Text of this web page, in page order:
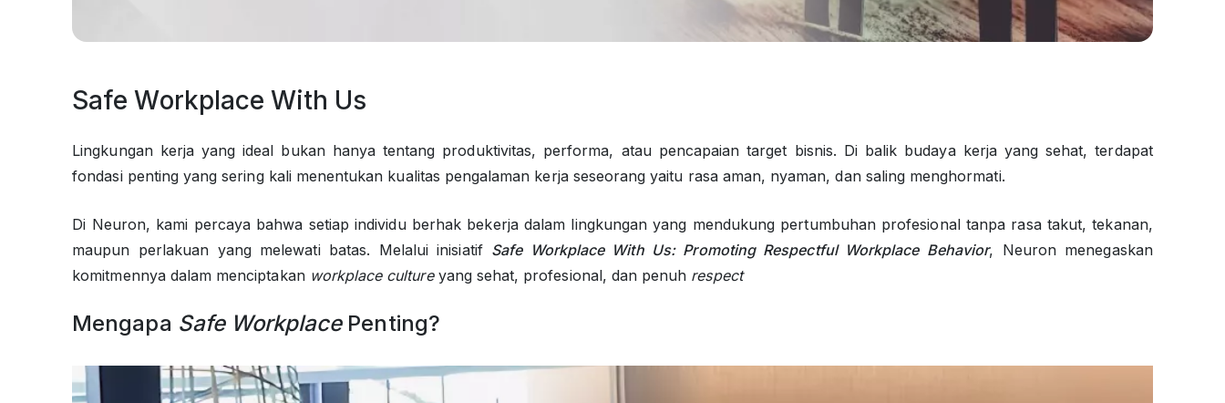
Safe Workplace With Us
Lingkungan kerja yang ideal bukan hanya tentang produktivitas, performa, atau pencapaian target bisnis. Di balik budaya kerja yang sehat, terdapat
fondasi penting yang sering kali menentukan kualitas pengalaman kerja seseorang yaitu rasa aman, nyaman, dan saling menghormati.
Di Neuron, kami percaya bahwa setiap individu berhak bekerja dalam lingkungan yang mendukung pertumbuhan profesional tanpa rasa takut, tekanan,
maupun perlakuan yang melewati batas. Melalui inisiatif Safe Workplace With Us: Promoting Respectful Workplace Behavior, Neuron menegaskan
komitmennya dalam menciptakan workplace culture yang sehat, profesional, dan penuh respect
Mengapa Safe Workplace Penting?